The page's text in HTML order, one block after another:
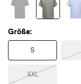
Größe:
S
XXL